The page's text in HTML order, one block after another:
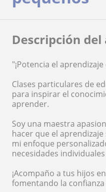
Descripción
"¡Potencia el
Clases particulares de
para inspirar el
aprender.
Soy una maestra
hacer que el
mi enfoque
necesidades
¡Acompaño a tus hijos
fomentando la